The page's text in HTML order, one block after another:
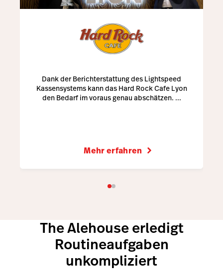
Dank der Berichterstattung des Lightspeed
Kassensystems kann das Hard Rock Cafe Lyon
den Bedarf im voraus genau abschätzen. ...
Mehr erfahren
The Alehouse erledigt
Routineaufgaben
unkompliziert